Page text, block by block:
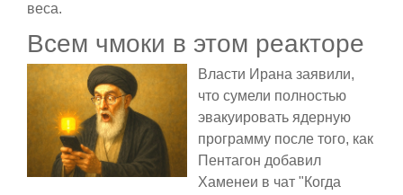
веса.
Всем чмоки в этом реакторе
Власти Ирана заявили,
что сумели полностью
эвакуировать ядерную
программу после того, как
Пентагон добавил
Хаменеи в чат "Когда